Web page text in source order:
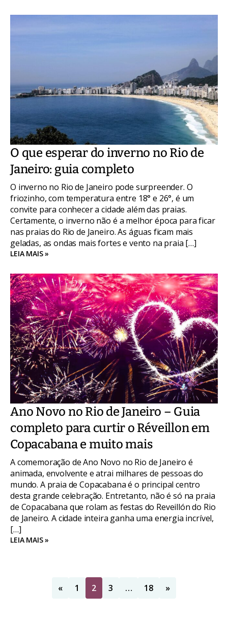
O que esperar do inverno no Rio de
Janeiro: guia completo
O inverno no Rio de Janeiro pode surpreender. O
friozinho, com temperatura entre 18° e 26°, é um
convite para conhecer a cidade além das praias.
Certamente, o inverno não é a melhor época para ficar
nas praias do Rio de Janeiro. As águas ficam mais
geladas, as ondas mais fortes e vento na praia […]
LEIA MAIS »
Ano Novo no Rio de Janeiro – Guia
completo para curtir o Réveillon em
Copacabana e muito mais
A comemoração de Ano Novo no Rio de Janeiro é
animada, envolvente e atrai milhares de pessoas do
mundo. A praia de Copacabana é o principal centro
desta grande celebração. Entretanto, não é só na praia
de Copacabana que rolam as festas do Reveillón do Rio
de Janeiro. A cidade inteira ganha uma energia incrível,
[…]
LEIA MAIS »
« 1 2 3 … 18 »